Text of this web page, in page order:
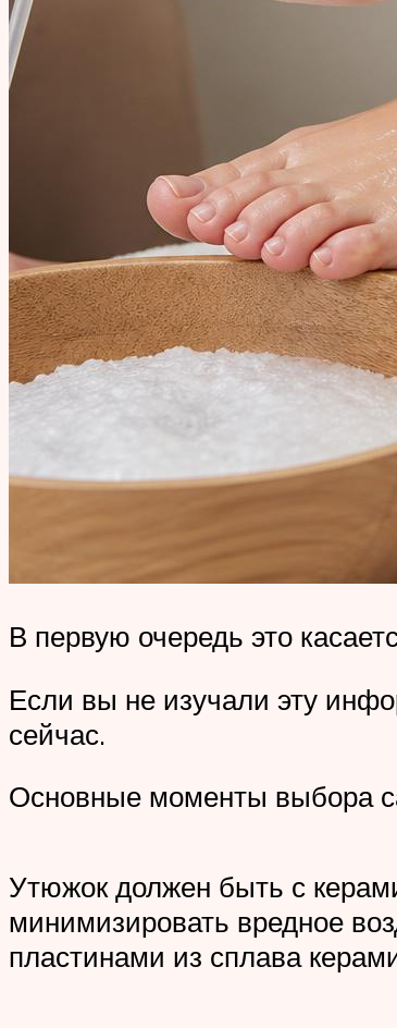
В первую очередь это
Если вы не изучали эту
сейчас.
Основные моменты выбора
Утюжок должен быть с
минимизировать вредное
пластинами из сплава